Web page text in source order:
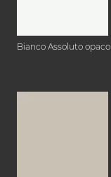
Bianco Assoluto opaco